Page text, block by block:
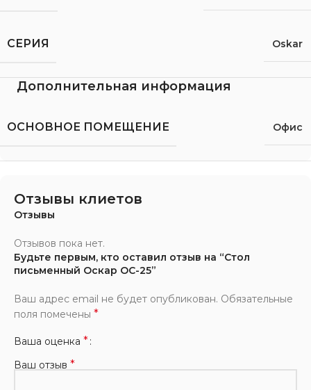
СЕРИЯ Oskar
Дополнительная информация
ОСНОВНОЕ ПОМЕЩЕНИЕ Офис
Отзывы клиетов
Отзывы
Отзывов пока нет.
Будьте первым, кто оставил отзыв на “Стол
письменный Оскар ОС-25”
Ваш адрес email не будет опубликован. Обязательные
поля помечены *
Ваша оценка *
Ваш отзыв *